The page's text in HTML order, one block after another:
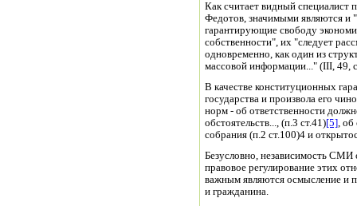
Как считает видный
Федотов, значимыми являются и
гарантирующие свободу
собственности", их "следует
одновременно, как один из
массовой информации..." (III, 49,
В качестве конституционных
государства и произвола его
норм - об ответственности
обстоятельств..., (п.3 ст.41)[5], об
собрания (п.2 ст.100)4 и
Безусловно, независимость СМИ
правовое регулирование этих
важным являются осмысление и
и гражданина.